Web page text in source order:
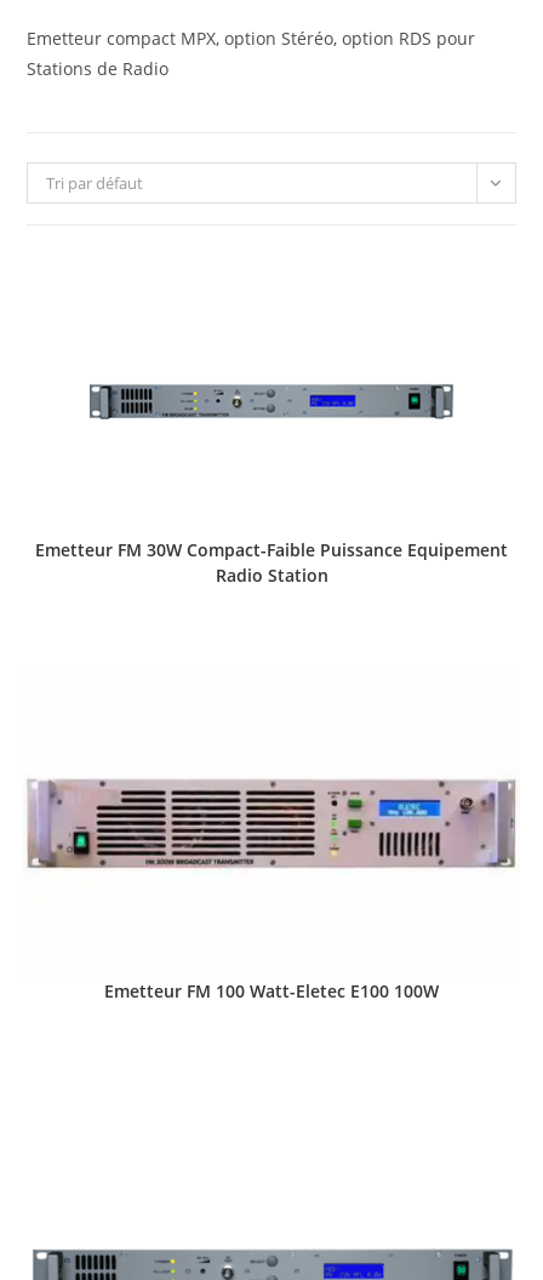
Emetteur compact MPX, option Stéréo, option RDS pour
Stations de Radio
Tri par défaut
Emetteur FM 30W Compact-Faible Puissance Equipement
Radio Station
Emetteur FM 100 Watt-Eletec E100 100W